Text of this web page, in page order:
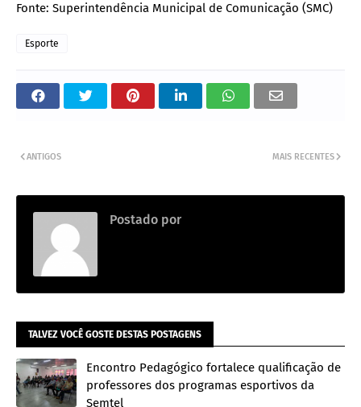
Fonte: Superintendência Municipal de Comunicação (SMC)
Esporte
MAIS RECENTES
ANTIGOS
Postado por
TALVEZ VOCÊ GOSTE DESTAS POSTAGENS
Encontro Pedagógico fortalece qualificação de
professores dos programas esportivos da
Semtel